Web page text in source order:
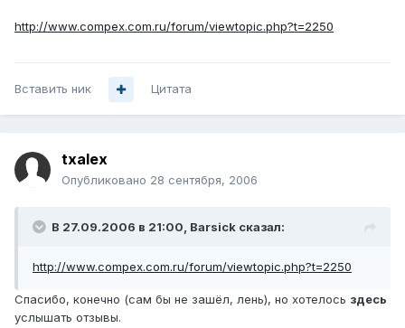
http://www.compex.com.ru/forum/viewtopic.php?t=2250
Вставить ник Цитата
txalex
Опубликовано 28 сентября, 2006
В 27.09.2006 в 21:00, Barsick сказал:
http://www.compex.com.ru/forum/viewtopic.php?t=2250
Спасибо, конечно (сам бы не зашёл, лень), но хотелось здесь
услышать отзывы.